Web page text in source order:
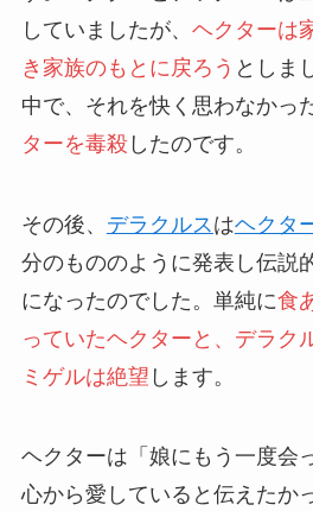
していましたが、 ヘクターは
き家族のもとに戻ろう としま
中で、それを快く思わなかっ
ターを毒殺したのです。
その後、 デラクルス はヘクタ
分のもののように発表し伝説
になったのでした。単純に食
っていたヘクターと、デラク
ミゲルは絶望 します。
ヘクターは「娘にもう一度会
心から愛していると伝えたか